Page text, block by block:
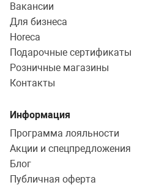
Вакансии
Для бизнеса
Horeca
Подарочные сертификаты
Розничные магазины
Контакты
Информация
Программа лояльности
Акции и спецпредложения
Блог
Публичная оферта